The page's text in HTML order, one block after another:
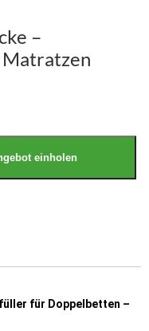
–
Matratzen
einholen
für Doppelbetten –